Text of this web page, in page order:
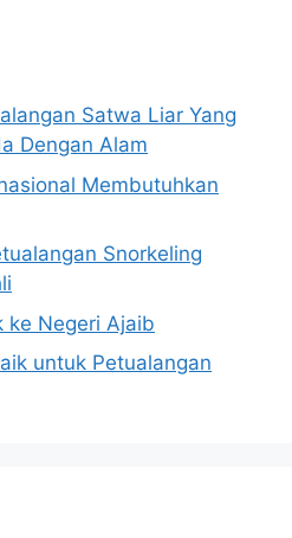
Satwa Liar Yang
Dengan Alam
Membutuhkan
Snorkeling
ke Negeri Ajaib
untuk Petualangan